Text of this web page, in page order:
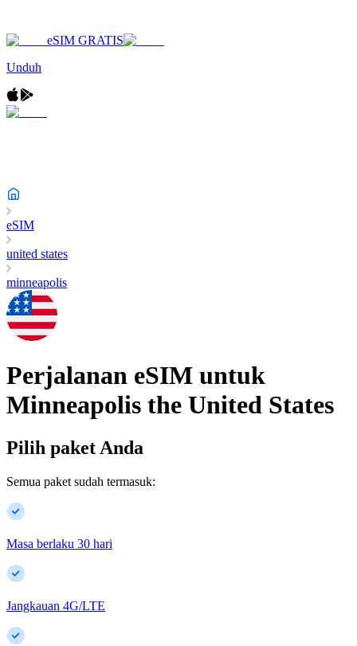
eSIM GRATIS
Unduh
eSIM
united states
minneapolis
Perjalanan eSIM untuk
Minneapolis the United States
Pilih paket Anda
Semua paket sudah termasuk:
Masa berlaku 30 hari
Jangkauan 4G/LTE